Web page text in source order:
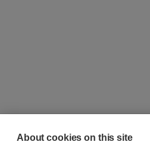
About cookies on this site